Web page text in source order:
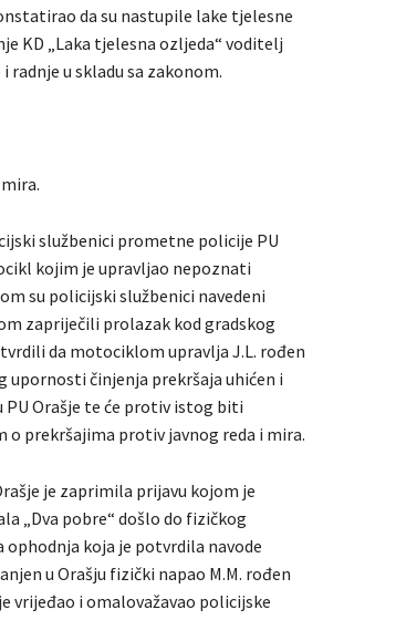
da su nastupile lake tjelesne
KD „Laka tjelesna ozljeda“ voditelj
radnje u skladu sa zakonom.
službenici prometne policije PU
kojim je upravljao nepoznati
su policijski službenici navedeni
zapriječili prolazak kod gradskog
da motociklom upravlja J.L. rođen
upornosti činjenja prekršaja uhićen i
Orašje te će protiv istog biti
o prekršajima protiv javnog reda i mira.
je zaprimila prijavu kojom je
„Dva pobre“ došlo do fizičkog
koja je potvrdila navode
u Orašju fizički napao M.M. rođen
vrijeđao i omalovažavao policijske